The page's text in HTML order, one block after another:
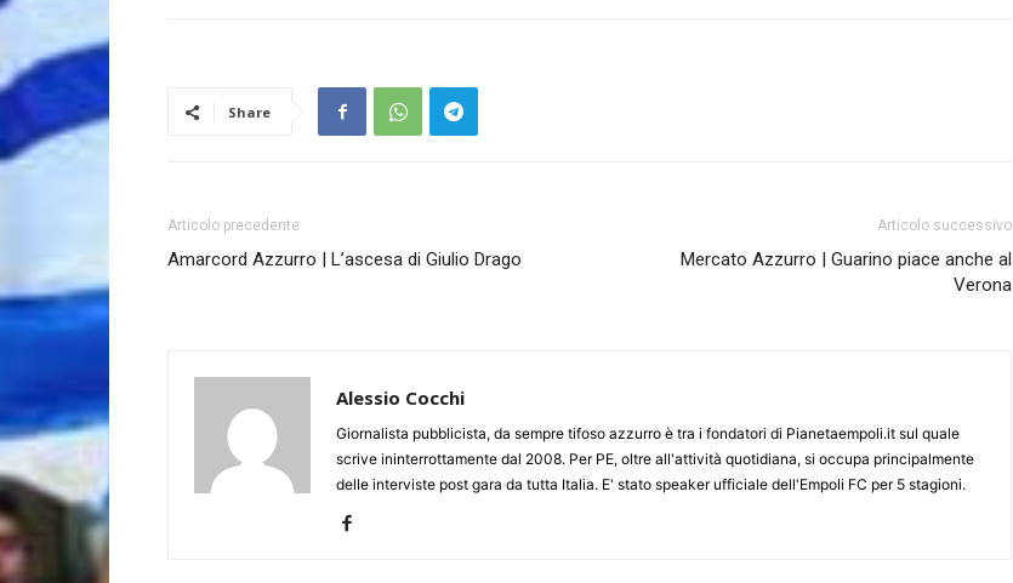
Share
Articolo precedente
Amarcord Azzurro | L’ascesa di Giulio Drago
Articolo successivo
Mercato Azzurro | Guarino piace anche al
Verona
Alessio Cocchi
Giornalista pubblicista, da sempre tifoso azzurro è tra i fondatori di Pianetaempoli.it sul quale
scrive ininterrottamente dal 2008. Per PE, oltre all'attività quotidiana, si occupa principalmente
delle interviste post gara da tutta Italia. E' stato speaker ufficiale dell'Empoli FC per 5 stagioni.